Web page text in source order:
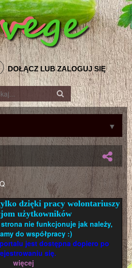
DOŁĄCZ LUB ZALOGUJ SIĘ
▼
dzięki pracy wolontariuszy
użytkowników
nie funkcjonuje jak należy,
do współpracy :)
jest dostępna dopiero po
się.
więcej